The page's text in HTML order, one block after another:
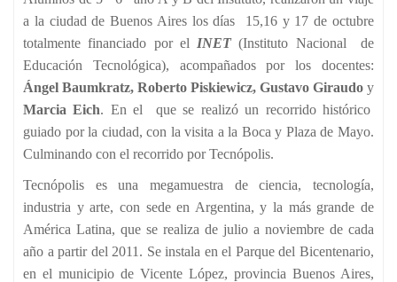
a la ciudad de Buenos Aires los días 15,16 y 17 de octubre
totalmente financiado por el INET(Instituto Nacional de
Educación Tecnológica), acompañados por los docentes:
Ángel Baumkratz, Roberto Piskiewicz, Gustavo Giraudo y
Marcia Eich. En el que se realizó un recorrido histórico
guiado por la ciudad, con la visita a la Boca y Plaza de Mayo.
Culminando con el recorrido por Tecnópolis.
Tecnópolis es una megamuestra de ciencia, tecnología,
industria y arte, con sede en Argentina, y la más grande de
América Latina, que se realiza de julio a noviembre de cada
año a partir del 2011. Se instala en el Parque del Bicentenario,
en el municipio de Vicente López, provincia Buenos Aires,